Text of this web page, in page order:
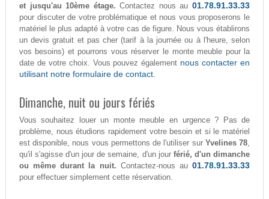
et jusqu'au 10ème étage. Contactez nous au01.78.91.33.33
pour discuter de votre problématique et nous vous proposerons le
matériel le plus adapté à votre cas de figure. Nous vous établirons
un devis gratuit et pas cher (tarif à la journée ou à l'heure, selon
vos besoins) et pourrons vous réserver le monte meuble pour la
date de votre choix. Vous pouvez également nous contacter en
utilisant notre formulaire de contact.
Dimanche, nuit ou jours fériés
Vous souhaitez louer un monte meuble en urgence ? Pas de
problème, nous étudions rapidement votre besoin et si le matériel
est disponible, nous vous permettons de l'utiliser sur Yvelines 78,
qu'il s'agisse d'un jour de semaine, d'un jour férié, d'un dimanche
ou même durant la nuit. Contactez-nous au01.78.91.33.33
pour effectuer simplement cette réservation.